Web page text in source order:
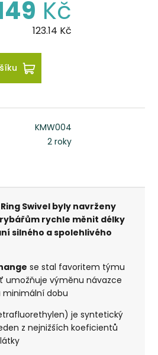
Kč
123.14 Kč
KMW004
2 roky
Swivel byly navrženy
rychle měnit délky
silného a spolehlivého
se stal favoritem týmu
umožňuje výměnu návazce
minimální dobu
je syntetický
z nejnižších koeficientů